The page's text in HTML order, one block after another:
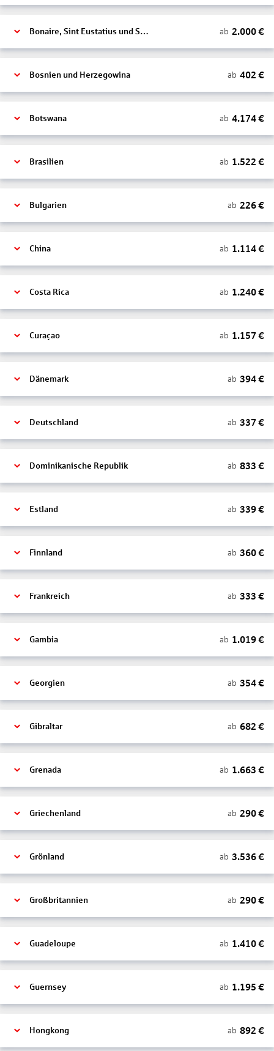
Bonaire, Sint Eustatius und Saba ab 2.000€
Bosnien und Herzegowina ab 402 €
Botswana ab 4.174€
Brasilien ab 1.522 €
Bulgarien ab 226€
China ab 1.114€
Costa Rica ab 1.240€
Curaçao ab 1.157 €
Dänemark ab 394€
Deutschland ab 337 €
Dominikanische Republik ab 833 €
Estland ab 339€
Finnland ab 360€
Frankreich ab 333 €
Gambia ab 1.019€
Georgien ab 354€
Gibraltar ab 682 €
Grenada ab 1.663 €
Griechenland ab 290€
Grönland ab 3.536€
Großbritannien ab 290€
Guadeloupe ab 1.410€
Guernsey ab 1.195 €
Hongkong ab 892 €